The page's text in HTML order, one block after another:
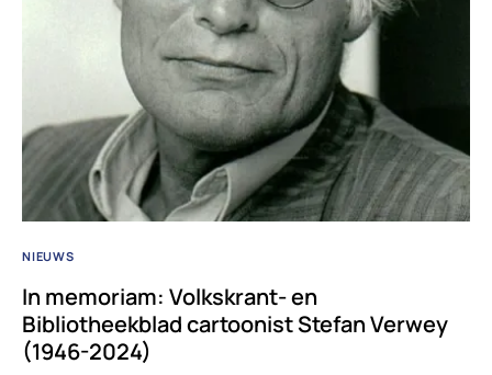
NIEUWS
In memoriam: Volkskrant- en
Bibliotheekblad cartoonist Stefan Verwey
(1946-2024)